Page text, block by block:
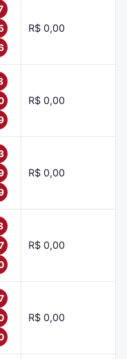
R$ 0,00
R$ 0,00
R$ 0,00
R$ 0,00
R$ 0,00